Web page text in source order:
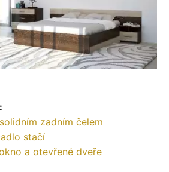
zadním čelem
stačí
a otevřené dveře